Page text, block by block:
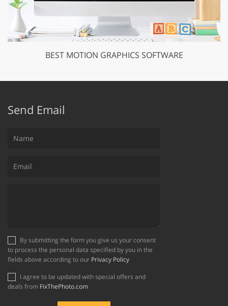
BEST MOTION GRAPHICS SOFTWARE
Send Email
to process the personal data specified by you in the
fields above according to our Privacy Policy
deals from FixThePhoto.com